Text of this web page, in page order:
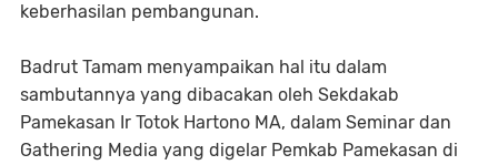
keberhasilan pembangunan.
Badrut Tamam menyampaikan hal itu dalam
sambutannya yang dibacakan oleh Sekdakab
Pamekasan Ir Totok Hartono MA, dalam Seminar dan
Gathering Media yang digelar Pemkab Pamekasan di